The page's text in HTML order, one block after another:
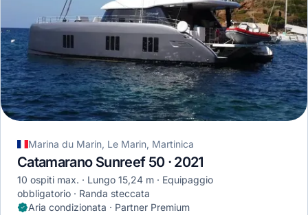
Marina du Marin, Le Marin, Martinica
Catamarano Sunreef 50 · 2021
10 ospiti max. Lungo 15,24 m
Equipaggio
obbligatorio
Randa steccata
Aria condizionata · Partner Premium